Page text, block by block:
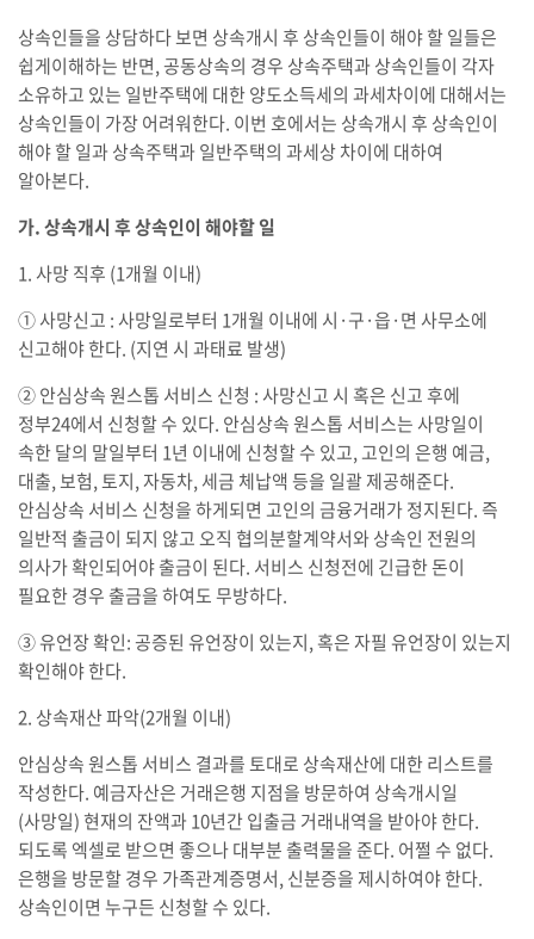
상속인들을 상담하다 보면 상속개시 후 상속인들이 해야 할 일들은
쉽게이해하는 반면, 공동상속의 경우 상속주택과 상속인들이 각자
소유하고 있는 일반주택에 대한 양도소득세의 과세차이에 대해서는
상속인들이 가장 어려워한다. 이번 호에서는 상속개시 후 상속인이
해야 할 일과 상속주택과 일반주택의 과세상 차이에 대하여
알아본다.
가. 상속개시 후 상속인이 해야할 일
1. 사망 직후 (1개월 이내)
① 사망신고 : 사망일로부터 1개월 이내에 시·구·읍·면 사무소에
신고해야 한다. (지연 시 과태료 발생)
② 안심상속 원스톱 서비스 신청 : 사망신고 시 혹은 신고 후에
정부24에서 신청할 수 있다. 안심상속 원스톱 서비스는 사망일이
속한 달의 말일부터 1년 이내에 신청할 수 있고, 고인의 은행 예금,
대출, 보험, 토지, 자동차, 세금 체납액 등을 일괄 제공해준다.
안심상속 서비스 신청을 하게되면 고인의 금융거래가 정지된다. 즉
일반적 출금이 되지 않고 오직 협의분할계약서와 상속인 전원의
의사가 확인되어야 출금이 된다. 서비스 신청전에 긴급한 돈이
필요한 경우 출금을 하여도 무방하다.
③ 유언장 확인: 공증된 유언장이 있는지, 혹은 자필 유언장이 있는지
확인해야 한다.
2. 상속재산 파악(2개월 이내)
안심상속 원스톱 서비스 결과를 토대로 상속재산에 대한 리스트를
작성한다. 예금자산은 거래은행 지점을 방문하여 상속개시일
(사망일) 현재의 잔액과 10년간 입출금 거래내역을 받아야 한다.
되도록 엑셀로 받으면 좋으나 대부분 출력물을 준다. 어쩔 수 없다.
은행을 방문할 경우 가족관계증명서, 신분증을 제시하여야 한다.
상속인이면 누구든 신청할 수 있다.